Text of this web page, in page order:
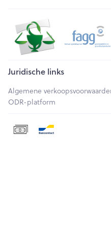
Juridische links
Algemene
ODR-platform